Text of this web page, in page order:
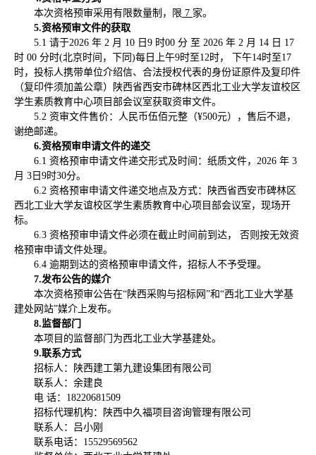
本次资格预审采用有限数量制，限 7 家。
5.资格预审文件的获取
5.1 请于2026 年 2 月 10 日9 时00 分 至 2026 年 2 月 14 日 17
时 00 分时(北京时间，下同)每日上午9时至12时， 下午14时至17
时，投标人携带单位介绍信、合法授权代表的身份证原件及复印件
（复印件须加盖公章）陕西省西安市碑林区西北工业大学友谊校区
学生素质教育中心项目部会议室获取资审文件。
5.2 资审文件售价：人民币伍佰元整（¥500元），售后不退，
谢绝邮递。
6.资格预审申请文件的递交
6.1 资格预审申请文件递交形式及时间：纸质文件，2026 年 3
月 3日9时30分。
6.2 资格预审申请文件递交地点及方式：陕西省西安市碑林区
西北工业大学友谊校区学生素质教育中心项目部会议室，现场开
标。
6.3 资格预审申请文件必须在截止时间前到达， 否则按无效资
格预审申请文件处理。
6.4 逾期到达的资格预审申请文件，招标人不予受理。
7.发布公告的媒介
本次资格预审公告在“陕西采购与招标网”和“西北工业大学基
建处网站”媒介上发布。
8.监督部门
本项目的监督部门为西北工业大学基建处。
9.联系方式
招标人：陕西建工第九建设集团有限公司
联系人：余建良
电 话：18220681509
招标代理机构：陕西中久福项目咨询管理有限公司
联系人：吕小刚
联系电话：15529569562